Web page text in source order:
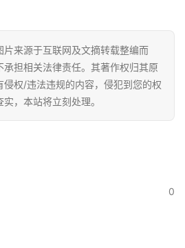
片来源于互联网及文摘转载整编而
承担相关法律责任。其著作权归其原
权/违法违规的内容，侵犯到您的权
，本站将立刻处理。
0